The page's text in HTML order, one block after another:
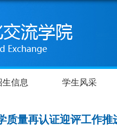
生信息 学生风采
质量再认证迎评工作推